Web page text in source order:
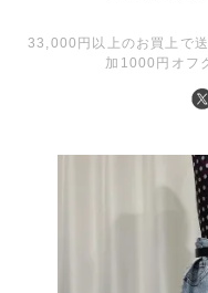
33,000円以上のお買上で
加1000円オフ